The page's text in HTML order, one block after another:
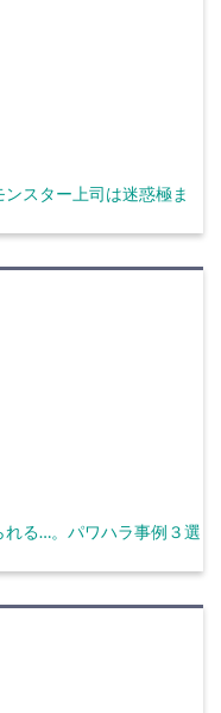
スター上司は迷惑極ま
る…。パワハラ事例３選